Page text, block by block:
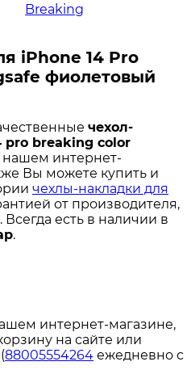
Breaking
iPhone 14 Pro
фиолетовый
чехол-
pro breaking color
нашем интернет-
Вы можете купить и
чехлы-накладки для
от производителя,
есть в наличии в
.
интернет-магазине,
на сайте или
88005554264 ежедневно с